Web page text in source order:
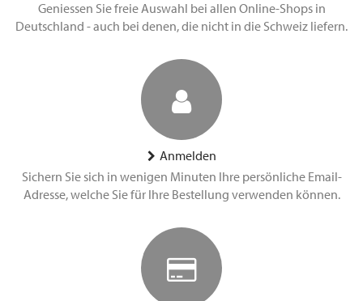
Geniessen Sie freie Auswahl bei allen Online-Shops in
Deutschland - auch bei denen, die nicht in die Schweiz liefern.
Anmelden
Sichern Sie sich in wenigen Minuten Ihre persönliche Email-
Adresse, welche Sie für Ihre Bestellung verwenden können.